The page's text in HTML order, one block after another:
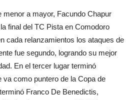
menor a mayor, Facundo Chapur
final del TC Pista en Comodoro
cada relanzamientos los ataques de
fue segundo, logrando su mejor
En el tercer lugar terminó
va como puntero de la Copa de
Franco De Benedictis,